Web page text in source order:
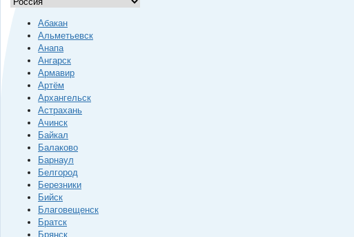
Абакан
Альметьевск
Анапа
Ангарск
Армавир
Артём
Архангельск
Астрахань
Ачинск
Байкал
Балаково
Барнаул
Белгород
Березники
Бийск
Благовещенск
Братск
Брянск